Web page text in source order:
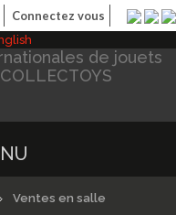
Connectez vous
Ventes en salle